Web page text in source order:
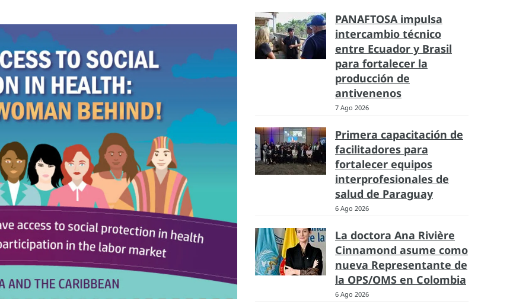
PANAFTOSA impulsa
intercambio técnico
entre Ecuador y Brasil
para fortalecer la
producción de
antivenenos
7 Ago 2026
Primera capacitación de
facilitadores para
fortalecer equipos
interprofesionales de
salud de Paraguay
6 Ago 2026
La doctora Ana Rivière
Cinnamond asume como
nueva Representante de
la OPS/OMS en Colombia
6 Ago 2026